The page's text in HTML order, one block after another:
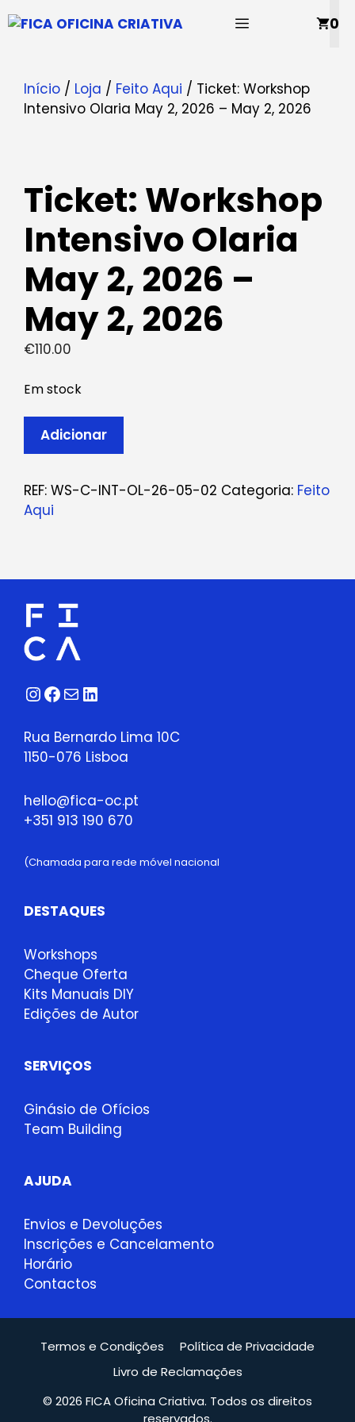
para
MENU 0
Início / Loja / Feito Aqui / Ticket: Workshop
Intensivo Olaria May 2, 2026 – May 2, 2026
Ticket: Workshop
Intensivo Olaria
May 2, 2026 –
May 2, 2026
€110.00
Em stock
Quantidade
de
Workshop
Intensivo
Olaria
2026
-
May
2,
2026
Adicionar
REF: WS-C-INT-OL-26-05-02 Categoria: Feito
Aqui
Instagram
Facebook
Correio
LinkedIn
Rua Bernardo Lima 10C
1150-076 Lisboa
hello@fica-oc.pt
+351 913 190 670
(Chamada para rede móvel nacional
DESTAQUES
Workshops
Cheque Oferta
Kits Manuais DIY
Edições de Autor
SERVIÇOS
Ginásio de Ofícios
Team Building
AJUDA
Envios e Devoluções
Inscrições e Cancelamento
Horário
Contactos
Termos e Condições
Política de Privacidade
Livro de Reclamações
© 2026 FICA Oficina Criativa. Todos os direitos
reservados.